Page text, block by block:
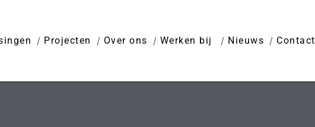
Projecten Over ons Werken bij Nieuws Contact